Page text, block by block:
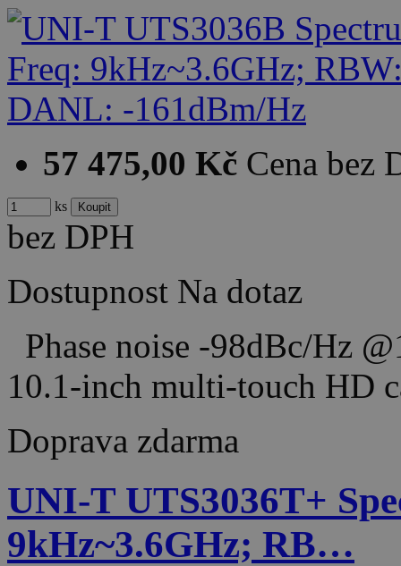
57 475,00 Kč Cena bez
ks
bez DPH
Dostupnost Na dotaz
Phase noise -98dBc/Hz
10.1-inch multi-touch HD
Doprava zdarma
UNI-T UTS3036T+
9kHz~3.6GHz; RB…